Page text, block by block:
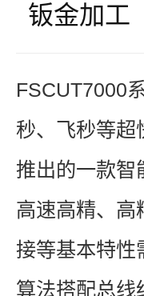
钣金加工
FSCUT7000
秒、飞秒等超
推出的一款智
高速高精、高
接等基本特性
算法搭配总线